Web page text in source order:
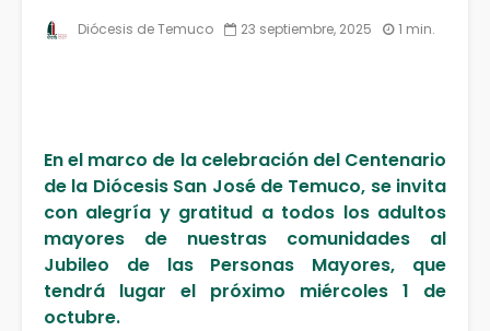
Diócesis de Temuco 23 septiembre, 2025 1 min.
En el marco de la celebración del Centenario
de la Diócesis San José de Temuco, se invita
con alegría y gratitud a todos los adultos
mayores de nuestras comunidades al
Jubileo de las Personas Mayores, que
tendrá lugar el próximo miércoles 1 de
octubre.